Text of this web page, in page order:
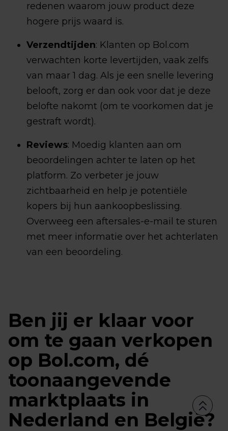
redenen waarom jouw product deze
hogere prijs waard is.
Verzendtijden: Klanten op Bol.com
verwachten korte levertijden, vaak zelfs
van maar 1 dag. Als je een snelle levering
belooft, zorg er dan ook voor dat je deze
belofte nakomt (om te voorkomen dat je
gestraft wordt).
Reviews: Moedig klanten aan om
beoordelingen achter te laten op het
platform. Zo verbeter je jouw
zichtbaarheid en help je potentiële
kopers bij hun aankoopbeslissing.
Overweeg een aftersales-e-mail te sturen
met meer informatie over het achterlaten
van een beoordeling.
Ben jij er klaar voor
om te gaan verkopen
op Bol.com, dé
toonaangevende
marktplaats in
Nederland en België?